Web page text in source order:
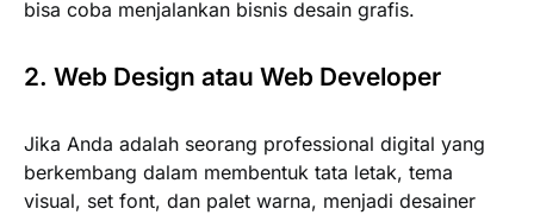
bisa coba menjalankan bisnis desain grafis.
2. Web Design atau Web Developer
Jika Anda adalah seorang professional digital yang
berkembang dalam membentuk tata letak, tema
visual, set font, dan palet warna, menjadi desainer